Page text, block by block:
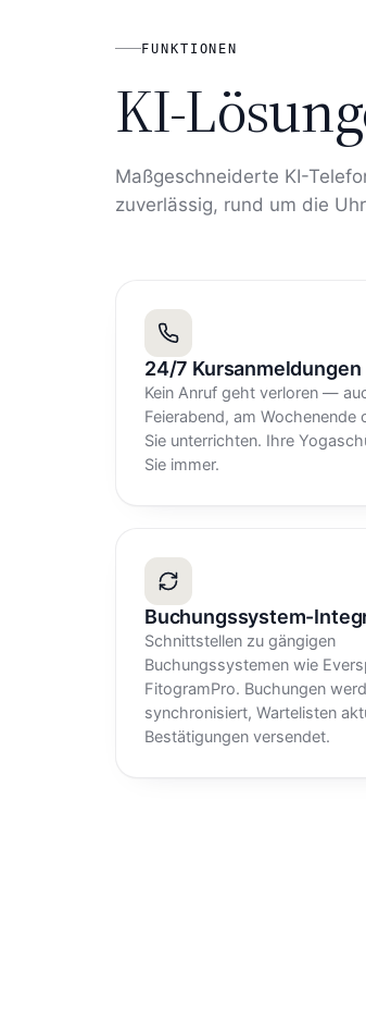
FUNKTIONEN
KI-
Maßgeschneiderte KI-
zuverlässig, rund um die
24/7 Kursanmeldungen
Kein Anruf geht verloren —
Feierabend, am Wochenende
Sie unterrichten. Ihre
Sie immer.
Buchungssystem-
Schnittstellen zu gängigen
Buchungssystemen wie
FitogramPro. Buchungen
synchronisiert, Wartelisten
Bestätigungen versendet.